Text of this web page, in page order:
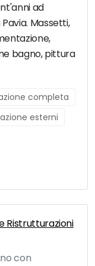
ad
Massetti,
bagno, pittura
completa
esterni
Ristrutturazioni
con